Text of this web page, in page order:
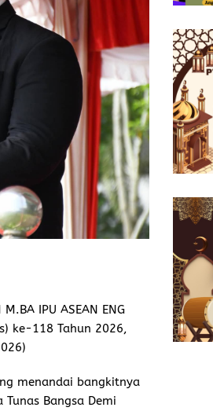
IPU ASEAN ENG
ke-118 Tahun 2026,
menandai bangkitnya
Bangsa Demi